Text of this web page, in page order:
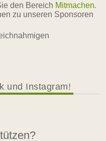
den Bereich Mitmachen.
zu unseren Sponsoren
und Instagram!